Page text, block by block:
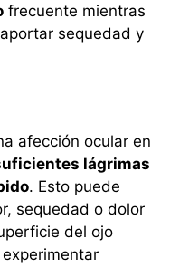
frecuente mientras
sequedad y
afección ocular en
lágrimas
. Esto puede
sequedad o dolor
del ojo